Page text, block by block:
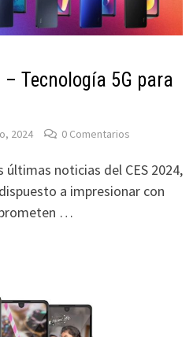
– Tecnología 5G para
2024 0 Comentarios
últimas noticias del CES 2024,
a impresionar con
prometen …